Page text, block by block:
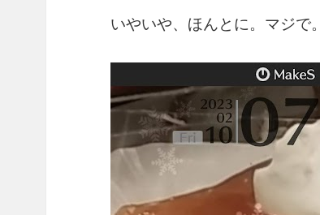
いやいや、ほんとに。マジで。